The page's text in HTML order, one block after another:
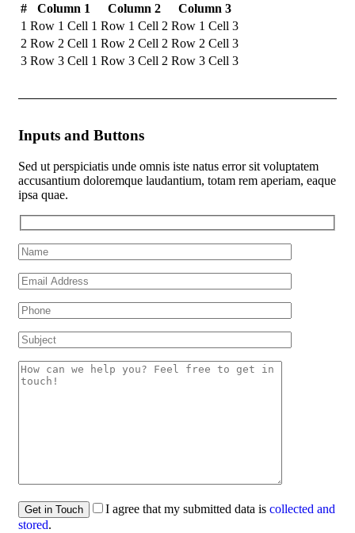
#
Column 1 Column 2
Column 3
1 Row 1 Cell 1 Row 1 Cell 2 Row 1 Cell 3
2 Row 2 Cell 1 Row 2 Cell 2 Row 2 Cell 3
3 Row 3 Cell 1 Row 3 Cell 2 Row 3 Cell 3
Inputs and Buttons
Sed ut perspiciatis unde omnis iste natus error sit voluptatem
accusantium doloremque laudantium, totam rem aperiam, eaque
ipsa quae.
I agree that my submitted data is collected and
stored.